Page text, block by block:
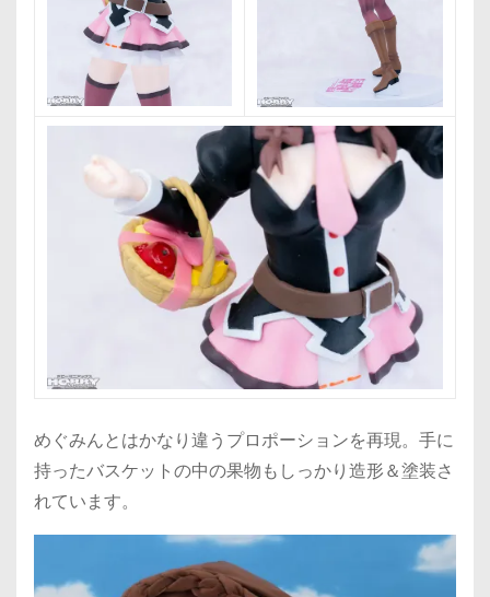
めぐみんとはかなり違うプロポーションを再現。手に
持ったバスケットの中の果物もしっかり造形＆塗装さ
れています。